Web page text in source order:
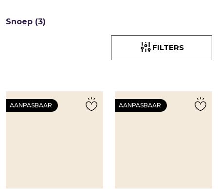
Snoep (3)
FILTERS
AANPASBAAR AANPASBAAR